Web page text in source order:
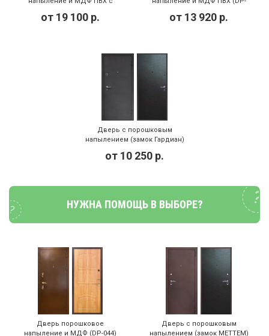
от 19 100 р. от 13 920 р.
Дверь с порошковым
напылением (замок Гардиан)
от 10 250 р.
НУЖНА ПОМОЩЬ В ВЫБОРЕ?
Дверь порошковое
напыление и МДФ (DP-044)
Дверь с порошковым
напылением (замок МЕТТЕМ)